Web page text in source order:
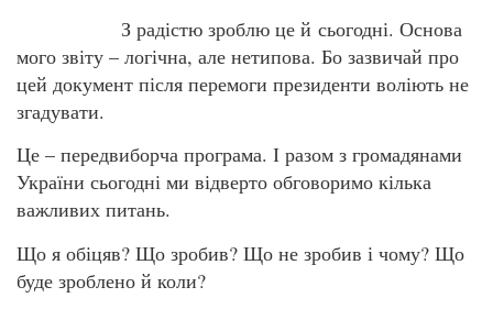
З радістю зроблю це й сьогодні. Основа
мого звіту – логічна, але нетипова. Бо зазвичай про
цей документ після перемоги президенти воліють не
згадувати.
Це – передвиборча програма. І разом з громадянами
України сьогодні ми відверто обговоримо кілька
важливих питань.
Що я обіцяв? Що зробив? Що не зробив і чому? Що
буде зроблено й коли?